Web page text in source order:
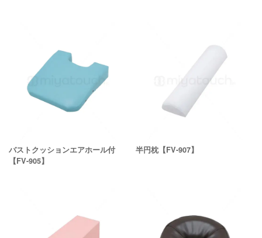
バストクッションエアホール付
【FV-905】
半円枕【FV-907】